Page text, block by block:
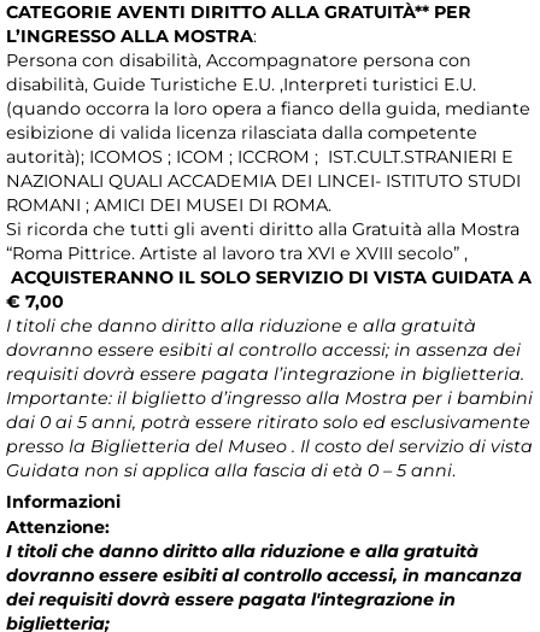
CATEGORIE AVENTI DIRITTO ALLA GRATUITÀ** PER
L’INGRESSO ALLA MOSTRA:
Persona con disabilità, Accompagnatore persona con
disabilità, Guide Turistiche E.U. ,Interpreti turistici E.U.
(quando occorra la loro opera a fianco della guida, mediante
esibizione di valida licenza rilasciata dalla competente
autorità); ICOMOS ; ICOM ; ICCROM ; IST.CULT.STRANIERI E
NAZIONALI QUALI ACCADEMIA DEI LINCEI- ISTITUTO STUDI
ROMANI ; AMICI DEI MUSEI DI ROMA.
Si ricorda che tutti gli aventi diritto alla Gratuità alla Mostra
“Roma Pittrice. Artiste al lavoro tra XVI e XVIII secolo” ,
ACQUISTERANNO IL SOLO SERVIZIO DI VISTA GUIDATA A
€ 7,00
I titoli che danno diritto alla riduzione e alla gratuità
dovranno essere esibiti al controllo accessi; in assenza dei
requisiti dovrà essere pagata l’integrazione in biglietteria.
Importante: il biglietto d’ingresso alla Mostra per i bambini
dai 0 ai 5 anni, potrà essere ritirato solo ed esclusivamente
presso la Biglietteria del Museo . Il costo del servizio di vista
Guidata non si applica alla fascia di età 0 – 5 anni.
Informazioni
Attenzione:
I titoli che danno diritto alla riduzione e alla gratuità
dovranno essere esibiti al controllo accessi, in mancanza
dei requisiti dovrà essere pagata l'integrazione in
biglietteria;